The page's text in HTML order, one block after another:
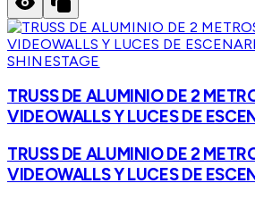
SHINESTAGE
TRUSS DE ALUMINIO DE 2
VIDEOWALLS Y LUCES DE
TRUSS DE ALUMINIO DE 2
VIDEOWALLS Y LUCES DE